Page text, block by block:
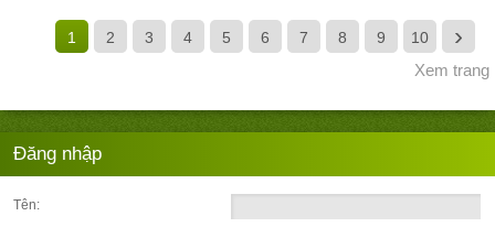
1 2 3 4 5 6 7 8 9 10 ›
Xem trang
Đăng nhập
Tên: